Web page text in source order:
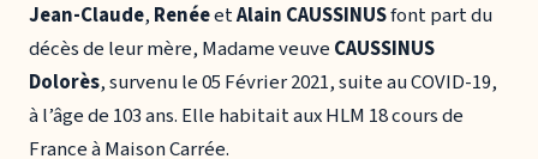
Jean-Claude, RenéeetAlain CAUSSINUSfont part du
décès de leur mère, Madame veuve CAUSSINUS
Dolorès, survenu le 05 Février 2021, suite au COVID-19,
à l’âge de 103 ans. Elle habitait aux HLM 18 cours de
France à Maison Carrée.